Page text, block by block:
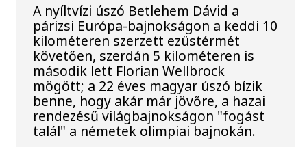
A nyíltvízi úszó Betlehem Dávid a
párizsi Európa-bajnokságon a keddi 10
kilométeren szerzett ezüstérmét
követően, szerdán 5 kilométeren is
második lett Florian Wellbrock
mögött; a 22 éves magyar úszó bízik
benne, hogy akár már jövőre, a hazai
rendezésű világbajnokságon "fogást
talál" a németek olimpiai bajnokán.